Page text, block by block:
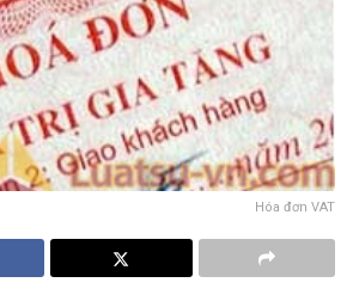
Hóa đơn VAT